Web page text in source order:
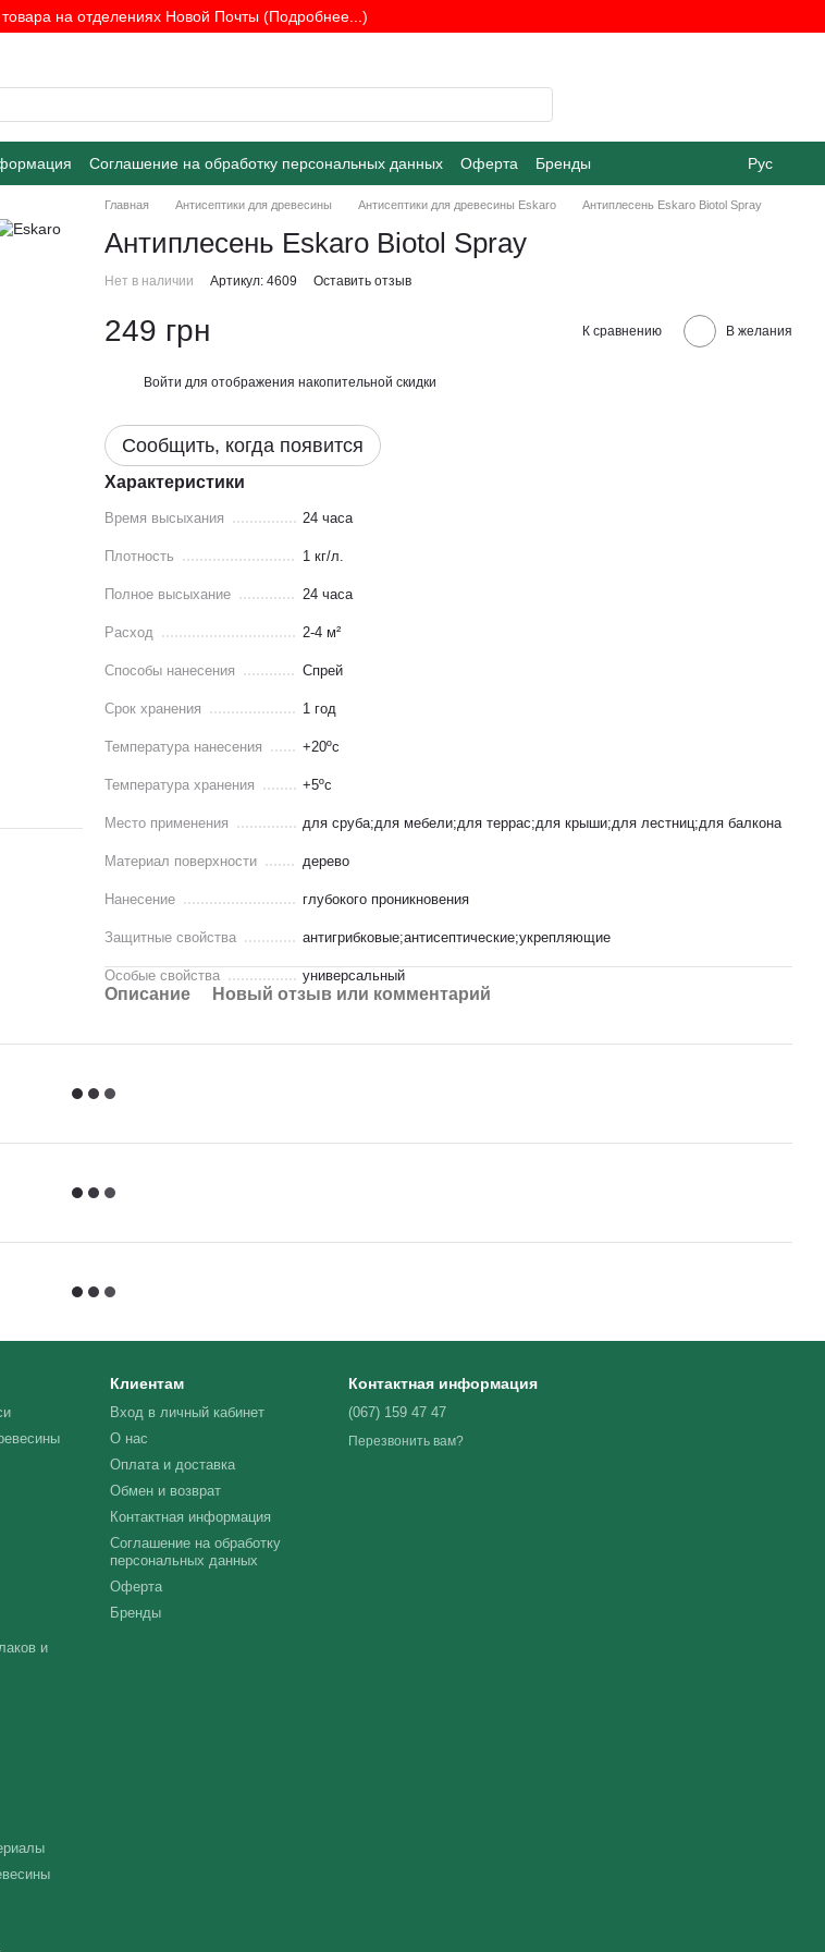
товара на отделениях Новой Почты (Подробнее...)
Соглашение на обработку персональных данных Оферта Бренды Рус
Главная Антисептики для древесины Антисептики для древесины Eskaro Антиплесень Eskaro Biotol Spray
Антиплесень Eskaro Biotol Spray
Нет в наличии Артикул: 4609 Оставить отзыв
249 грн К сравнению В желания
Войти для отображения накопительной скидки
Сообщить, когда появится
Характеристики
Время высыхания 24 часа
Плотность 1 кг/л.
Полное высыхание 24 часа
Расход 2-4 м²
Способы нанесения Спрей
Срок хранения 1 год
Температура нанесения +20ºс
Температура хранения +5ºс
Место применения для сруба;для мебели;для террас;для крыши;для лестниц;для балкона
Материал поверхности дерево
Нанесение глубокого проникновения
Защитные свойства антигрибковые;антисептические;укрепляющие
Особые свойства универсальный
Описание Новый отзыв или комментарий
и
Клиентам
Вход в личный кабинет
О нас
Оплата и доставка
Обмен и возврат
Контактная информация
Соглашение на обработку
персональных данных
Оферта
Бренды
Контактная информация
(067) 159 47 47
Перезвонить вам?